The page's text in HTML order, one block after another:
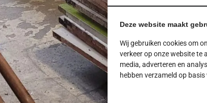
Deze website maakt
Wij gebruiken cookies om
verkeer op onze website te
media, adverteren en
hebben verzameld op